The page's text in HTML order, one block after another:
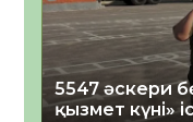
5547 әскери
қызмет күні»